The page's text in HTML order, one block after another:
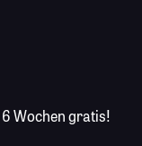
6 Wochen gratis!